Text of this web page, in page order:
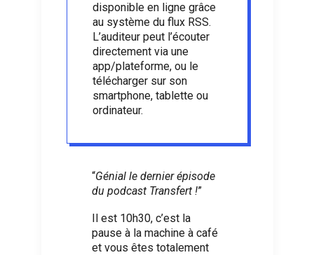
disponible en ligne grâce
au système du flux RSS.
L’auditeur peut l’écouter
directement via une
app/plateforme, ou le
télécharger sur son
smartphone, tablette ou
ordinateur.
“Génial le dernier épisode
du podcast Transfert !”
Il est 10h30, c’est la
pause à la machine à café
et vous êtes totalement